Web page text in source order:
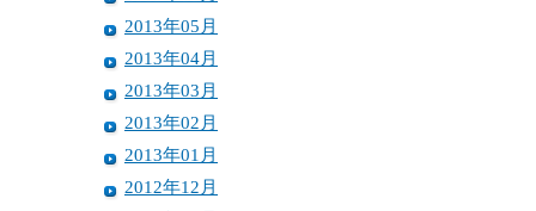
2013年05月
2013年04月
2013年03月
2013年02月
2013年01月
2012年12月